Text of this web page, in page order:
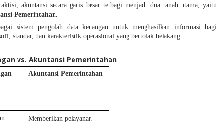
akuntansi secara garis besar terbagi menjadi dua ranah utama, yaitu
Pemerintahan.
sistem pengolah data keuangan untuk menghasilkan informasi bagi
standar, dan karakteristik operasional yang bertolak belakang.
vs. Akuntansi Pemerintahan
Akuntansi Pemerintahan
Memberikan pelayanan